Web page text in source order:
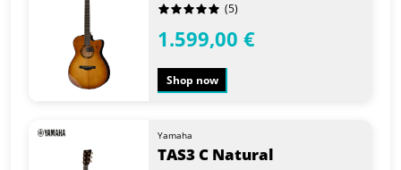
(5)
1.599,00 €
Shop now
Yamaha
TAS3 C Natural